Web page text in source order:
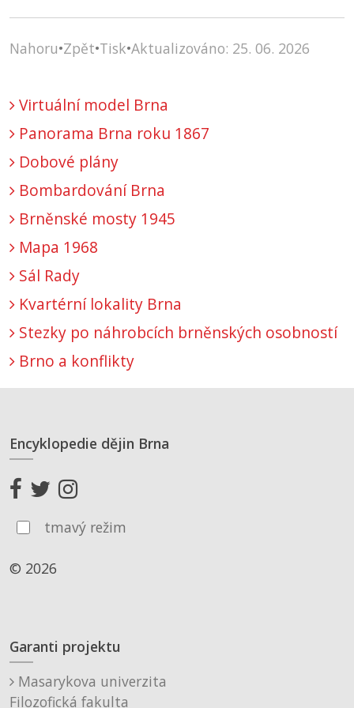
Nahoru•Zpět•Tisk•Aktualizováno: 25. 06. 2026
Virtuální model Brna
Panorama Brna roku 1867
Dobové plány
Bombardování Brna
Brněnské mosty 1945
Mapa 1968
Sál Rady
Kvartérní lokality Brna
Stezky po náhrobcích brněnských osobností
Brno a konflikty
Encyklopedie dějin Brna
tmavý režim
© 2026
Garanti projektu
Masarykova univerzita
Filozofická fakulta